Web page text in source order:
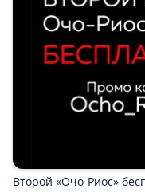
Модификаторы
ПОДАРКИ